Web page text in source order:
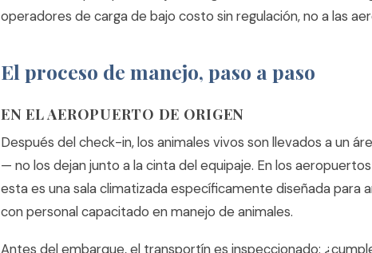
operadores de carga de bajo costo sin regulación, no a las
El proceso de manejo, paso a paso
EN EL AEROPUERTO DE ORIGEN
Después del check-in, los animales vivos son llevados a un
— no los dejan junto a la cinta del equipaje. En los
esta es una sala climatizada específicamente diseñada para
con personal capacitado en manejo de animales.
Antes del embarque, el transportín es inspeccionado: